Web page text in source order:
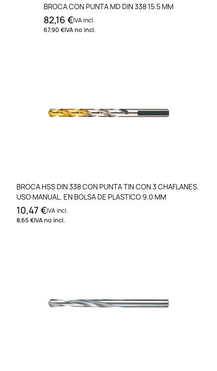
BROCA CON PUNTA MD DIN 338 15.5 MM
82,16 €IVA incl.
67,90 €IVA no incl.
BROCA HSS DIN 338 CON PUNTA TIN CON 3 CHAFLANES.
USO MANUAL. EN BOLSA DE PLASTICO 9.0 MM
10,47 €IVA incl.
8,65 €IVA no incl.